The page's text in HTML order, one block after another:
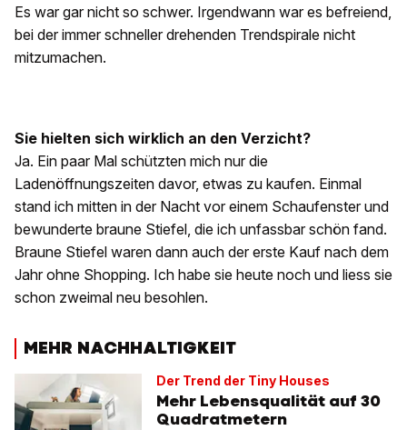
Es war gar nicht so schwer. Irgendwann war es befreiend,
bei der immer schneller drehenden Trendspirale nicht
mitzumachen.
Sie hielten sich wirklich an den Verzicht?
Ja. Ein paar Mal schützten mich nur die
Ladenöffnungszeiten davor, etwas zu kaufen. Einmal
stand ich mitten in der Nacht vor einem Schaufenster und
bewunderte braune Stiefel, die ich unfassbar schön fand.
Braune Stiefel waren dann auch der erste Kauf nach dem
Jahr ohne Shopping. Ich habe sie heute noch und liess sie
schon zweimal neu besohlen.
MEHR NACHHALTIGKEIT
Der Trend der Tiny Houses
Mehr Lebensqualität auf 30
Quadratmetern